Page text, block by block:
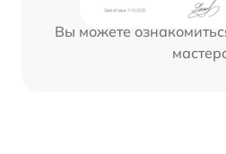
Вы можете